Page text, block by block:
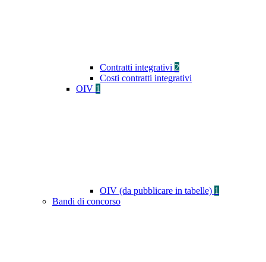
Contratti integrativi 2
Costi contratti integrativi
OIV 1
OIV (da pubblicare in tabelle) 1
Bandi di concorso